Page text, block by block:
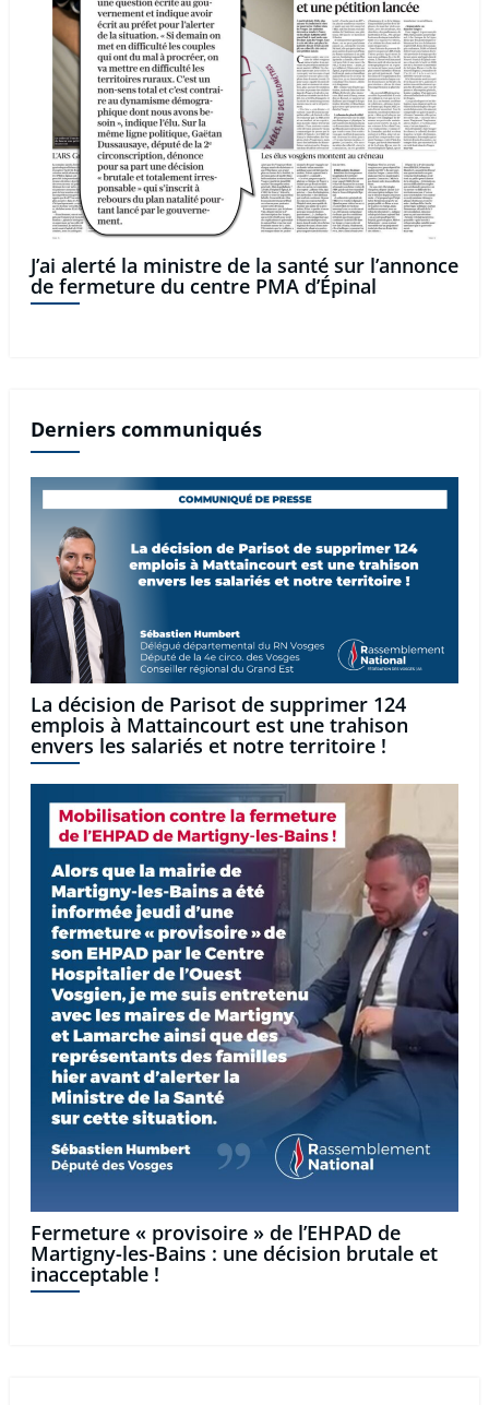
J’ai alerté la ministre de la santé sur l’annonce
de fermeture du centre PMA d’Épinal
Derniers communiqués
La décision de Parisot de supprimer 124
emplois à Mattaincourt est une trahison
envers les salariés et notre territoire !
Fermeture « provisoire » de l’EHPAD de
Martigny-les-Bains : une décision brutale et
inacceptable !